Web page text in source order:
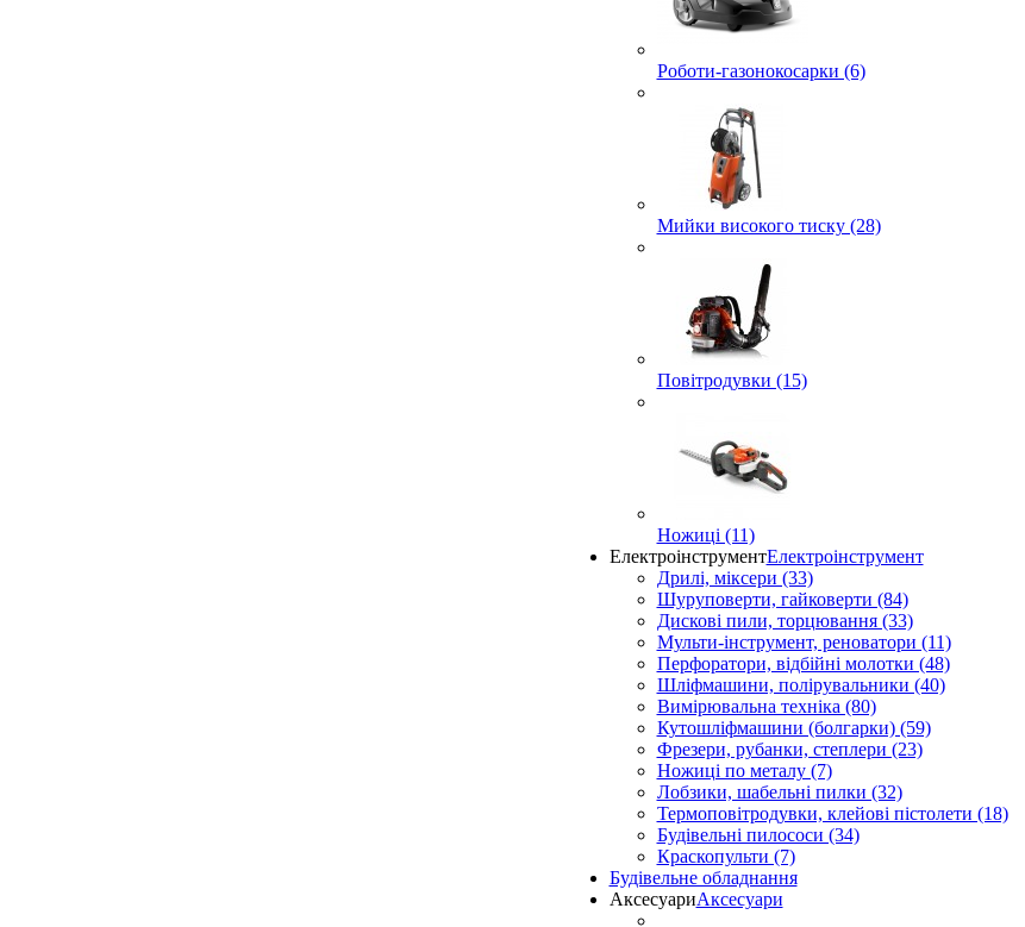
Роботи-газонокосарки (6)
Мийки високого тиску (28)
Повітродувки (15)
Ножиці (11)
ЕлектроінструментЕлектроінструмент
Дрилі, міксери (33)
Шуруповерти, гайковерти (84)
Дискові пили, торцювання (33)
Мульти-інструмент, реноватори (11)
Перфоратори, відбійні молотки (48)
Шліфмашини, полірувальники (40)
Вимірювальна техніка (80)
Кутошліфмашини (болгарки) (59)
Фрезери, рубанки, степлери (23)
Ножиці по металу (7)
Лобзики, шабельні пилки (32)
Термоповітродувки, клейові пістолети (18)
Будівельні пилососи (34)
Краскопульти (7)
Будівельне обладнання
АксесуариАксесуари